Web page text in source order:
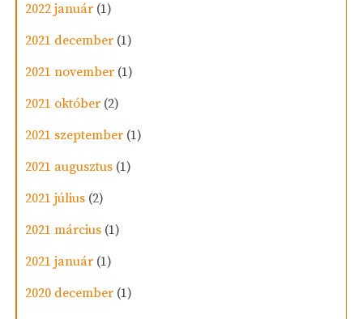
2022 január (1)
2021 december (1)
2021 november (1)
2021 október (2)
2021 szeptember (1)
2021 augusztus (1)
2021 július (2)
2021 március (1)
2021 január (1)
2020 december (1)